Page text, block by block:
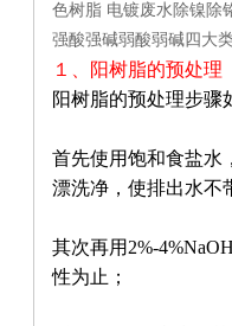
色树脂 电镀废水除镍除
强酸强碱弱酸弱碱四大
１、阳树脂的预处理
阳树脂的预处理步骤
首先使用饱和食盐水
漂洗净，使排出水不
其次再用2%-
性为止；